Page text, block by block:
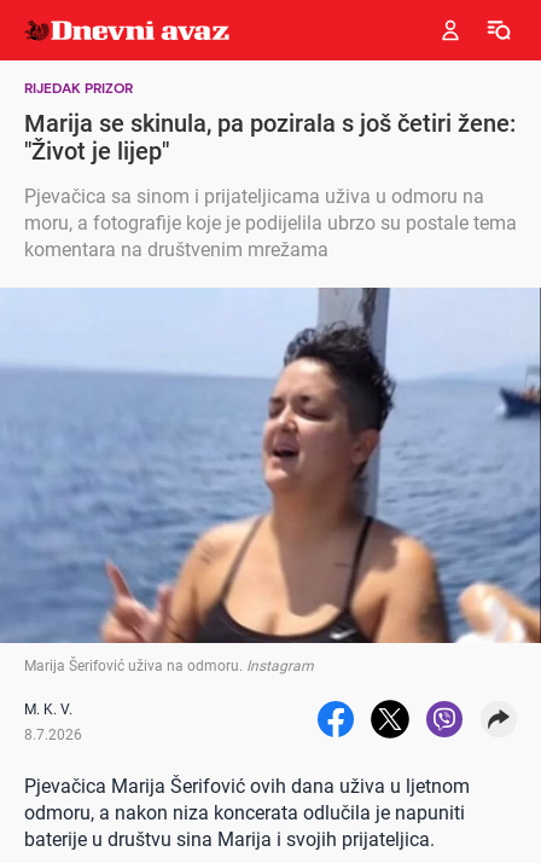
RIJEDAK PRIZOR
Marija se skinula, pa pozirala s još četiri žene:
"Život je lijep"
Pjevačica sa sinom i prijateljicama uživa u odmoru na
moru, a fotografije koje je podijelila ubrzo su postale tema
komentara na društvenim mrežama
Marija Šerifović uživa na odmoru Instagram
M. K. V.
8.7.2026
Pjevačica Marija Šerifović ovih dana uživa u ljetnom
odmoru, a nakon niza koncerata odlučila je napuniti
baterije u društvu sina Marija i svojih prijateljica.